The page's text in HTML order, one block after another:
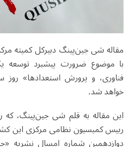
مقاله شی جین‌پینگ دبیرکل کمیته
با موضوع ضرورت پیشبرد توسعه
خواهد شد.
این مقاله به قلم شی جین‌پینگ،
رییس کمیسیون نظامی مرکزی این
دوازدهمین شماره امسال نشریه